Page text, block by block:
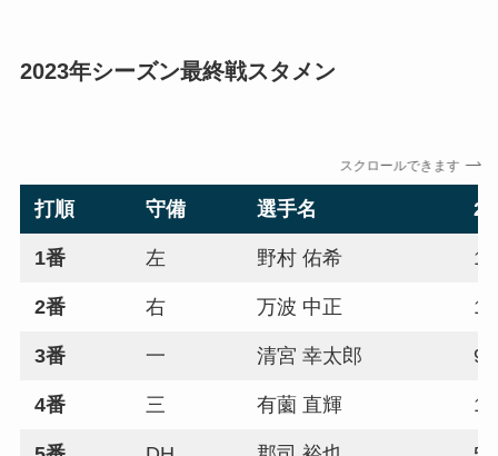
2023年シーズン最終戦スタメン
スクロールできます
打順 守備 選手名
1番 左 野村 佑希
2番 右 万波 中正
3番 一 清宮 幸太郎
4番 三 有薗 直輝 1